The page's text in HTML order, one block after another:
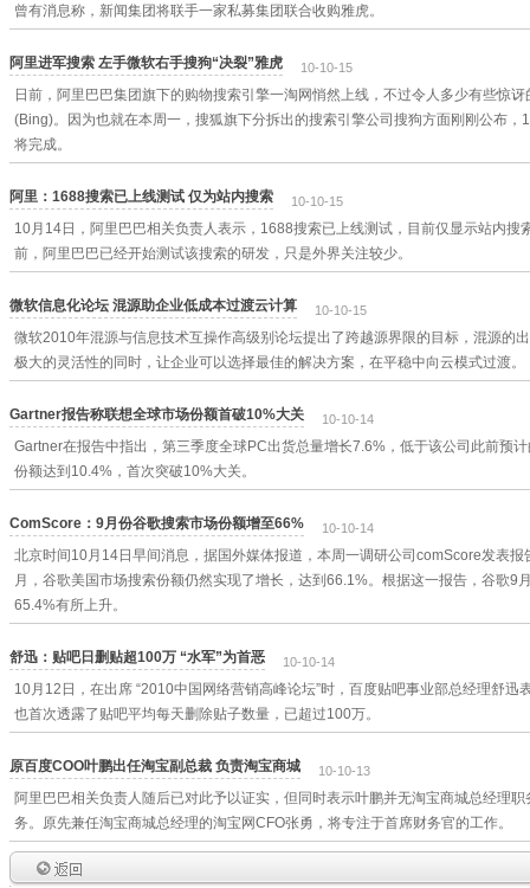
曾有消息称，新闻集团将联手一家私募集团联合收购雅虎。
阿里进军搜索 左手微软右手搜狗“决裂”雅虎 10-10-15
日前，阿里巴巴集团旗下的购物搜索引擎一淘网悄然上线，不过令人多少有些惊
(Bing)。因为也就在本周一，搜狐旗下分拆出的搜索引擎公司搜狗方面刚刚公布
将完成。
阿里：1688搜索已上线测试 仅为站内搜索 10-10-15
10月14日，阿里巴巴相关负责人表示，1688搜索已上线测试，目前仅显示站内搜
前，阿里巴巴已经开始测试该搜索的研发，只是外界关注较少。
微软信息化论坛 混源助企业低成本过渡云计算 10-10-15
微软2010年混源与信息技术互操作高级别论坛提出了跨越源界限的目标，混源的
极大的灵活性的同时，让企业可以选择最佳的解决方案，在平稳中向云模式过渡。
Gartner报告称联想全球市场份额首破10%大关 10-10-14
Gartner在报告中指出，第三季度全球PC出货总量增长7.6%，低于该公司此前预
份额达到10.4%，首次突破10%大关。
ComScore：9月份谷歌搜索市场份额增至66% 10-10-14
北京时间10月14日早间消息，据国外媒体报道，本周一调研公司comScore发表
月，谷歌美国市场搜索份额仍然实现了增长，达到66.1%。根据这一报告，谷歌9
65.4%有所上升。
舒迅：贴吧日删贴超100万 “水军”为首恶 10-10-14
10月12日，在出席 “2010中国网络营销高峰论坛”时，百度贴吧事业部总经理舒迅
也首次透露了贴吧平均每天删除贴子数量，已超过100万。
原百度COO叶鹏出任淘宝副总裁 负责淘宝商城 10-10-13
阿里巴巴相关负责人随后已对此予以证实，但同时表示叶鹏并无淘宝商城总经理
务。原先兼任淘宝商城总经理的淘宝网CFO张勇，将专注于首席财务官的工作。